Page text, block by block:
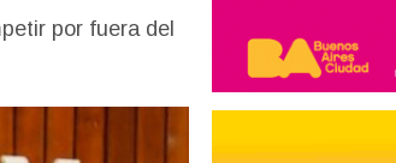
por fuera del